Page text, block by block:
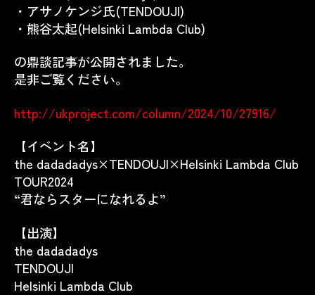
・アサノケンジ氏(TENDOUJI)
・熊谷太起(Helsinki Lambda Club)
の鼎談記事が公開されました。
是非ご覧ください。
http://ukproject.com/column/2024/10/27916/
【イベント名】
the dadadadys×TENDOUJI×Helsinki Lambda Club
TOUR2024
“君ならスターになれるよ”
【出演】
the dadadadys
TENDOUJI
Helsinki Lambda Club